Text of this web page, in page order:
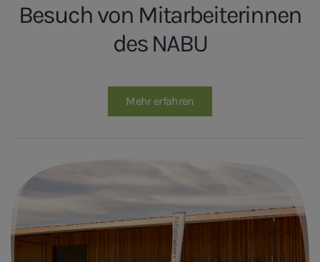
Besuch von Mitarbeiterinnen
des NABU
Mehr erfahren